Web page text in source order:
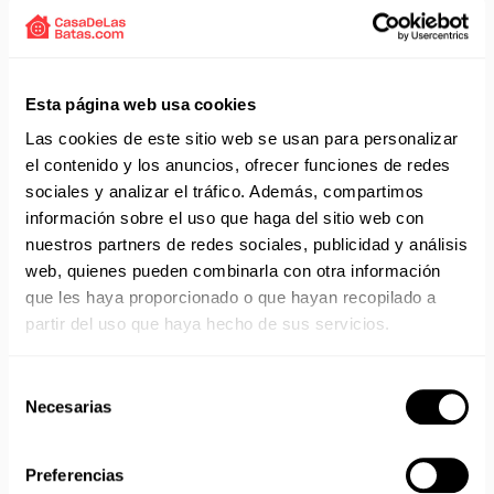
Esta página web usa cookies
Las cookies de este sitio web se usan para personalizar
el contenido y los anuncios, ofrecer funciones de redes
sociales y analizar el tráfico. Además, compartimos
información sobre el uso que haga del sitio web con
nuestros partners de redes sociales, publicidad y análisis
web, quienes pueden combinarla con otra información
que les haya proporcionado o que hayan recopilado a
partir del uso que haya hecho de sus servicios.
Necesarias
Preferencias
Aprovecha el envío gratuito en toda España excepto
ENVÍOS EN AGOSTO
No realizamos envíos del 10 al 21 de agosto.
con disponibilidad 24/48 horas.
Si adquieres productos con distinto plazo de entrega, el
pedido se envía cuando está completo.
Los productos sin disponibilidad 24 horas serán servidos a
partir de la fecha indicada en cada producto según fábrica.
IMPORTANTE PERSONALIZACIONES: EL taller de
partir de septiembre.